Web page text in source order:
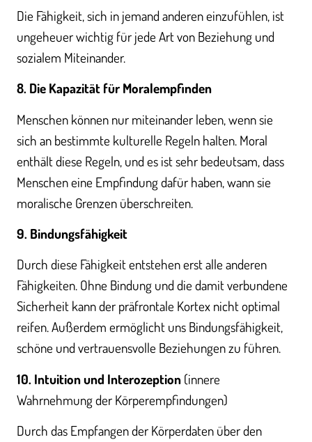
Die Fähigkeit, sich in jemand anderen einzufühlen, ist
ungeheuer wichtig für jede Art von Beziehung und
sozialem Miteinander.
8. Die Kapazität für Moralempfinden
Menschen können nur miteinander leben, wenn sie
sich an bestimmte kulturelle Regeln halten. Moral
enthält diese Regeln, und es ist sehr bedeutsam, dass
Menschen eine Empfindung dafür haben, wann sie
moralische Grenzen überschreiten.
9. Bindungsfähigkeit
Durch diese Fähigkeit entstehen erst alle anderen
Fähigkeiten. Ohne Bindung und die damit verbundene
Sicherheit kann der präfrontale Kortex nicht optimal
reifen. Außerdem ermöglicht uns Bindungsfähigkeit,
schöne und vertrauensvolle Beziehungen zu führen.
10. Intuition und Interozeption (innere
Wahrnehmung der Körperempfindungen)
Durch das Empfangen der Körperdaten über den